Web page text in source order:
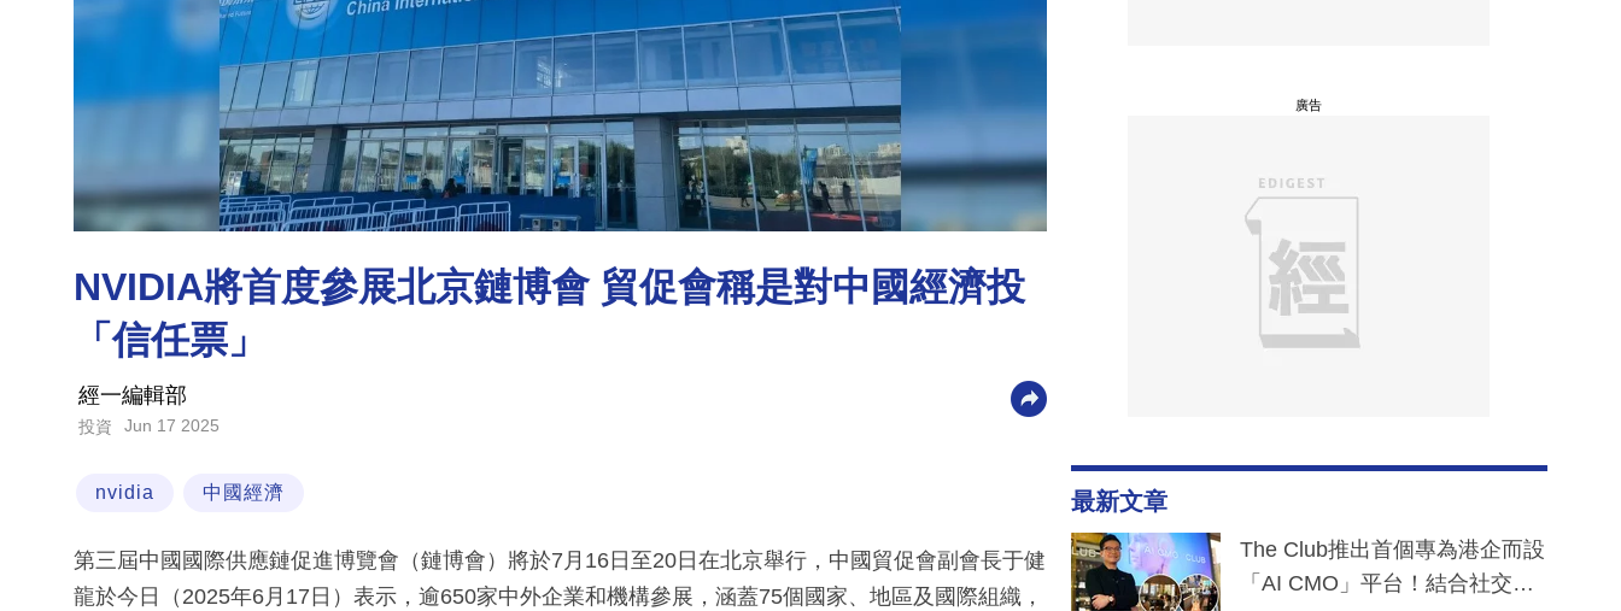
NVIDIA將首度參展北京鏈博會 貿促會稱是對中國經濟投
「信任票」
經一編輯部
投資 Jun 17 2025
nvidia 中國經濟
第三屆中國國際供應鏈促進博覽會（鏈博會）將於7月16日至20日在北京舉行，中國貿促會副會長于健
龍於今日（2025年6月17日）表示，逾650家中外企業和機構參展，涵蓋75個國家、地區及國際組織，
廣告
最新文章
The Club推出首個專為港企而設
「AI CMO」平台！結合社交聆